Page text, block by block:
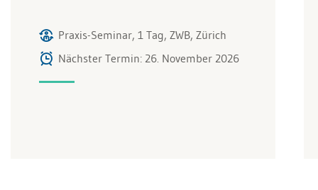
Praxis-Seminar, 1 Tag, ZWB, Zürich
Nächster Termin: 26. November 2026